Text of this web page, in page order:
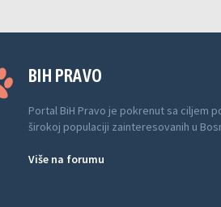
BIH PRAVO
Portal BiH Pravo je pokrenut sa ciljem
širokoj populaciji zainteresovanih u
Više na forumu